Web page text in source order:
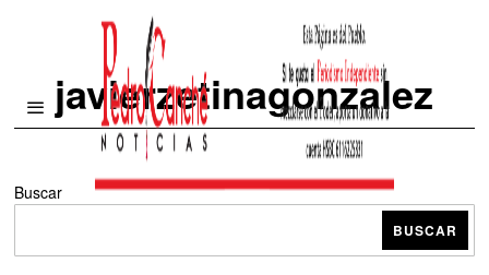
javierzetinagonzalez
Buscar
BUSCAR